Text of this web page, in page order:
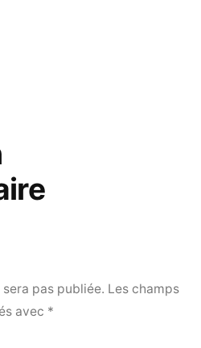
pas publiée. Les champs
avec *